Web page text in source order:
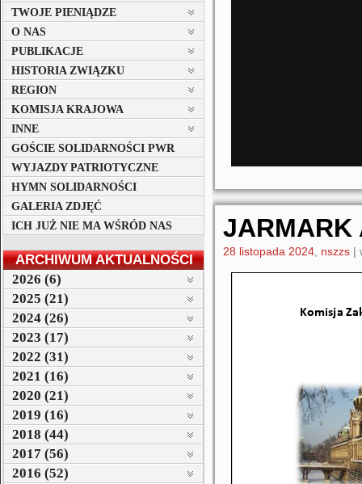
TWOJE PIENIĄDZE
O NAS
PUBLIKACJE
HISTORIA ZWIĄZKU
REGION
KOMISJA KRAJOWA
INNE
GOŚCIE SOLIDARNOŚCI PWR
WYJAZDY PATRIOTYCZNE
HYMN SOLIDARNOŚCI
GALERIA ZDJĘĆ
ICH JUŻ NIE MA WŚRÓD NAS
ARCHIWUM AKTUALNOŚCI
2026 (6)
2025 (21)
2024 (26)
2023 (17)
2022 (31)
2021 (16)
2020 (21)
2019 (16)
2018 (44)
2017 (56)
2016 (52)
JARMARK
28 listopada 2024 nszzs |